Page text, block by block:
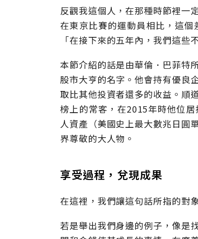
反觀我這個人，在那種時節裡一
在東京比賽的運動員相比，這
「在接下來的五年內，我們這些
本節介紹的話是由華倫．巴菲特
股市大亨的名字。他會持有優良
取比其他投資者還多的收益。順
榜上的常客，在2015年時他位
人資產（美國史上最大數兆日圓
界尊敬的大人物。
享受過程，兌現成果
在這裡，我們讓這句話所指的對
若是舉出我們身邊的例子，像是